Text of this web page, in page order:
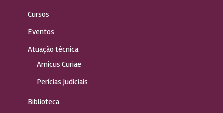
Cursos
Eventos
Atuação técnica
Amicus Curiae
Perícias Judiciais
Biblioteca